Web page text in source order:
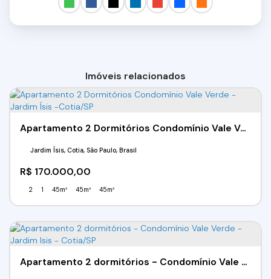
Imóveis relacionados
Apartamento 2 Dormitórios Condomínio Vale Verde - Jardim Ísis -Cotia/SP
R$ 170.000,00
Jardim Ísis, Cotia, São Paulo, Brasil
2 1 45m² 45m² 45m²
Apartamento 2 dormitórios - Condomínio Vale Verde - Jardim Isis - Cotia/SP